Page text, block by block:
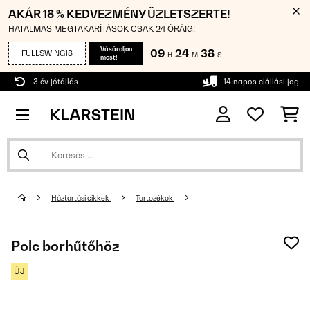
AKÁR 18 % KEDVEZMÉNY ÜZLETSZERTE!
HATALMAS MEGTAKARÍTÁSOK CSAK 24 ÓRÁIG!
FULLSWING18
Vásároljon
most!
09 H 24 M 37 S
3 év jótállás 14 napos elállási jog
Háztartási cikkek Tartozékok
Polc borhűtőhöz
ÚJ